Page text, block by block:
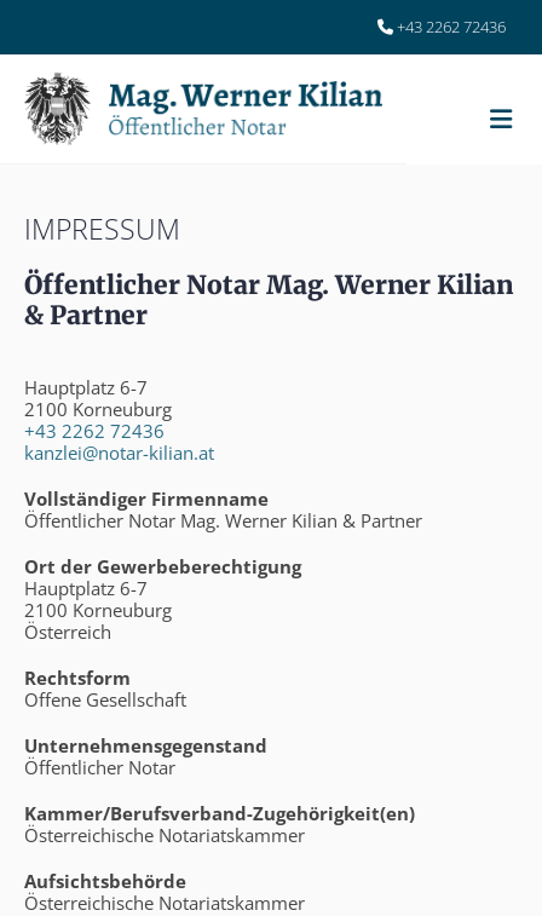
 +43 2262 72436
IMPRESSUM
Öffentlicher Notar Mag. Werner Kilian
& Partner
Hauptplatz 6-7
2100 Korneuburg
+43 2262 72436
kanzlei@notar-kilian.at
Vollständiger Firmenname
Öffentlicher Notar Mag. Werner Kilian & Partner
Ort der Gewerbeberechtigung
Hauptplatz 6-7
2100 Korneuburg
Österreich
Rechtsform
Offene Gesellschaft
Unternehmensgegenstand
Öffentlicher Notar
Kammer/Berufsverband-Zugehörigkeit(en)
Österreichische Notariatskammer
Aufsichtsbehörde
Österreichische Notariatskammer